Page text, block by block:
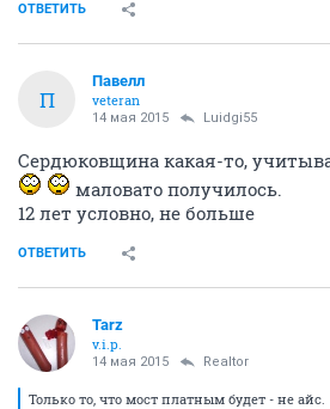
ОТВЕТИТЬ
П
Павелл
veteran
14 мая 2015 Luidgi55
Сердюковщина какая-то,
маловато получилось.
12 лет условно, не больше
ОТВЕТИТЬ
Tarz
v.i.p.
14 мая 2015 Realtor
Только то, что мост платным будет - не айс.